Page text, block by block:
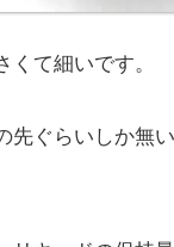
くて細いです。
先ぐらいしか無